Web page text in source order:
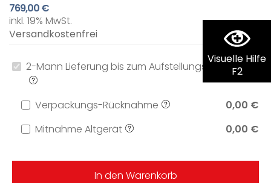
Visuelle Hilfe
F2
769,00 €
inkl. 19% MwSt.
Versandkostenfrei
2-Mann Lieferung bis zum Aufstellungsort 0,00 €
Verpackungs-Rücknahme
0,00 €
Mitnahme Altgerät
0,00 €
In den Warenkorb